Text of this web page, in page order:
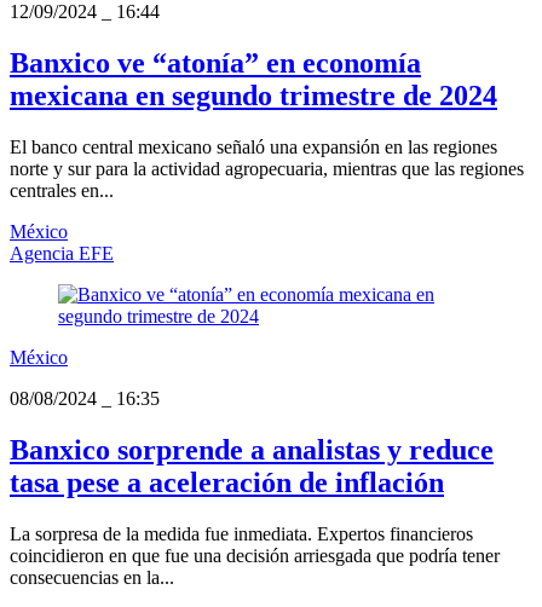
12/09/2024
16:44
Banxico ve “atonía” en economía
mexicana en segundo trimestre de 2024
El banco central mexicano señaló una expansión en las regiones
norte y sur para la actividad agropecuaria, mientras que las regiones
centrales en...
México
Agencia EFE
México
08/08/2024
16:35
Banxico sorprende a analistas y reduce
tasa pese a aceleración de inflación
La sorpresa de la medida fue inmediata. Expertos financieros
coincidieron en que fue una decisión arriesgada que podría tener
consecuencias en la...